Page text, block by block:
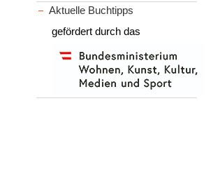
Aktuelle Buchtipps
gefördert durch das